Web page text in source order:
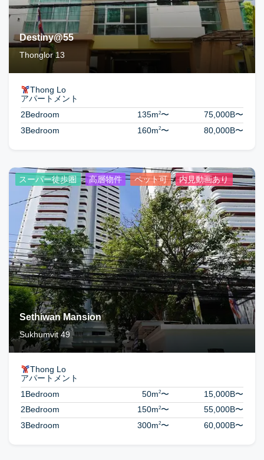
Destiny@55
Thonglor 13
Thong Lo
アパートメント
2Bedroom
135m2〜 75,000B〜
3Bedroom
160m2〜 80,000B〜
スーパー徒歩圏 高層物件 ペット可 内見動画あり
Sethiwan Mansion
Sukhumvit 49
Thong Lo
アパートメント
1Bedroom
50m2〜 15,000B〜
2Bedroom
150m2〜 55,000B〜
3Bedroom
300m2〜 60,000B〜